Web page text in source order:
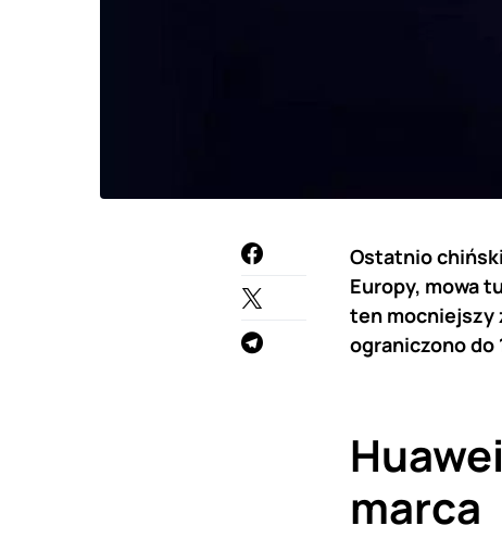
Ostatnio
Europy, mowa
ten mocniejszy
ograniczono do
marca